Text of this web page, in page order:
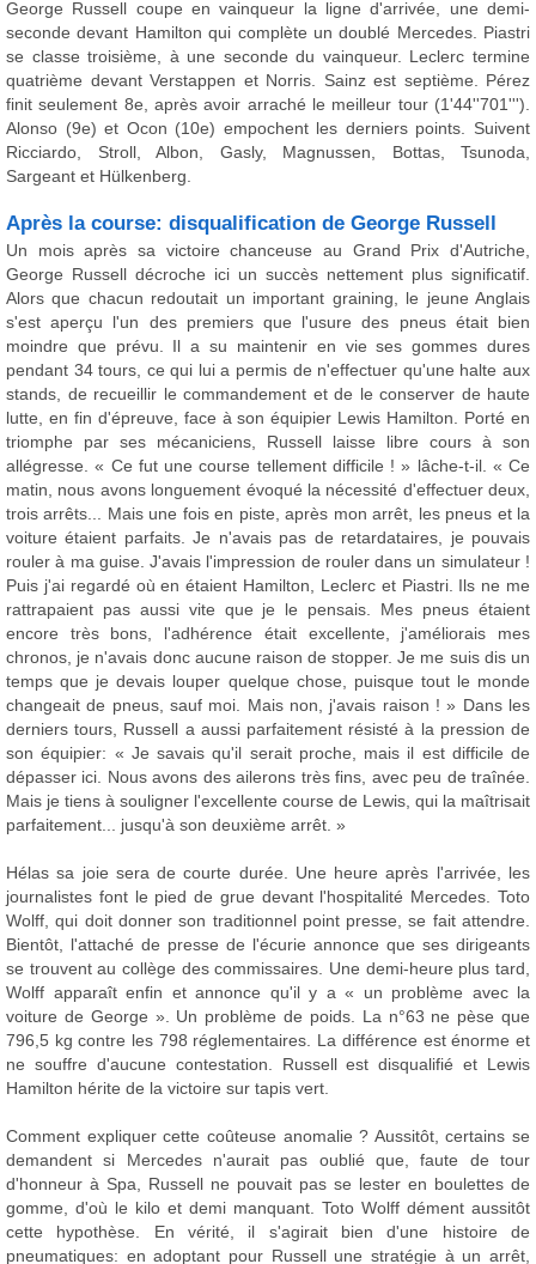
George Russell coupe en vainqueur la ligne d'arrivée, une demi-
seconde devant Hamilton qui complète un doublé Mercedes. Piastri
se classe troisième, à une seconde du vainqueur. Leclerc termine
quatrième devant Verstappen et Norris. Sainz est septième. Pérez
finit seulement 8e, après avoir arraché le meilleur tour (1'44''701''').
Alonso (9e) et Ocon (10e) empochent les derniers points. Suivent
Ricciardo, Stroll, Albon, Gasly, Magnussen, Bottas, Tsunoda,
Sargeant et Hülkenberg.
Après la course: disqualification de George Russell
Un mois après sa victoire chanceuse au Grand Prix d'Autriche,
George Russell décroche ici un succès nettement plus significatif.
Alors que chacun redoutait un important graining, le jeune Anglais
s'est aperçu l'un des premiers que l'usure des pneus était bien
moindre que prévu. Il a su maintenir en vie ses gommes dures
pendant 34 tours, ce qui lui a permis de n'effectuer qu'une halte aux
stands, de recueillir le commandement et de le conserver de haute
lutte, en fin d'épreuve, face à son équipier Lewis Hamilton. Porté en
triomphe par ses mécaniciens, Russell laisse libre cours à son
allégresse. « Ce fut une course tellement difficile ! » lâche-t-il. « Ce
matin, nous avons longuement évoqué la nécessité d'effectuer deux,
trois arrêts... Mais une fois en piste, après mon arrêt, les pneus et la
voiture étaient parfaits. Je n'avais pas de retardataires, je pouvais
rouler à ma guise. J'avais l'impression de rouler dans un simulateur !
Puis j'ai regardé où en étaient Hamilton, Leclerc et Piastri. Ils ne me
rattrapaient pas aussi vite que je le pensais. Mes pneus étaient
encore très bons, l'adhérence était excellente, j'améliorais mes
chronos, je n'avais donc aucune raison de stopper. Je me suis dis un
temps que je devais louper quelque chose, puisque tout le monde
changeait de pneus, sauf moi. Mais non, j'avais raison ! » Dans les
derniers tours, Russell a aussi parfaitement résisté à la pression de
son équipier: « Je savais qu'il serait proche, mais il est difficile de
dépasser ici. Nous avons des ailerons très fins, avec peu de traînée.
Mais je tiens à souligner l'excellente course de Lewis, qui la maîtrisait
parfaitement... jusqu'à son deuxième arrêt. »
Hélas sa joie sera de courte durée. Une heure après l'arrivée, les
journalistes font le pied de grue devant l'hospitalité Mercedes. Toto
Wolff, qui doit donner son traditionnel point presse, se fait attendre.
Bientôt, l'attaché de presse de l'écurie annonce que ses dirigeants
se trouvent au collège des commissaires. Une demi-heure plus tard,
Wolff apparaît enfin et annonce qu'il y a « un problème avec la
voiture de George ». Un problème de poids. La n°63 ne pèse que
796,5 kg contre les 798 réglementaires. La différence est énorme et
ne souffre d'aucune contestation. Russell est disqualifié et Lewis
Hamilton hérite de la victoire sur tapis vert.
Comment expliquer cette coûteuse anomalie ? Aussitôt, certains se
demandent si Mercedes n'aurait pas oublié que, faute de tour
d'honneur à Spa, Russell ne pouvait pas se lester en boulettes de
gomme, d'où le kilo et demi manquant. Toto Wolff dément aussitôt
cette hypothèse. En vérité, il s'agirait bien d'une histoire de
pneumatiques: en adoptant pour Russell une stratégie à un arrêt,